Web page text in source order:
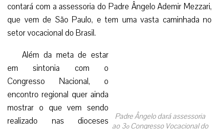
contará com a assessoria do Padre Ângelo Ademir Mezzari,
que vem de São Paulo, e tem uma vasta caminhada no
setor vocacional do Brasil.
Padre Ângelo dará assessoria
ao 3º Congresso Vocacional do
Além da meta de estar
em sintonia com o
Congresso Nacional, o
encontro regional quer ainda
mostrar o que vem sendo
realizado nas dioceses